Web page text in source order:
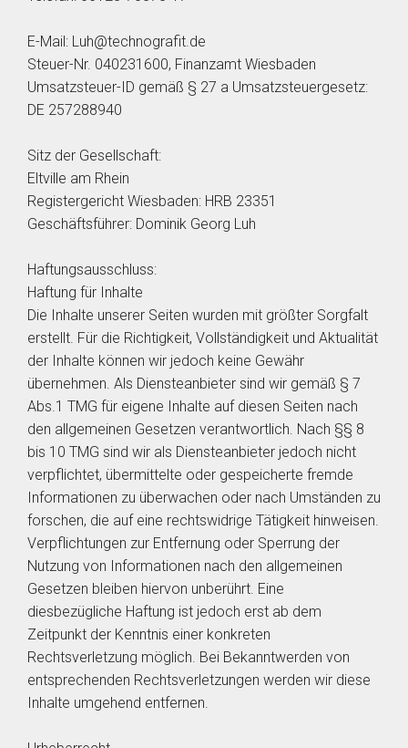
E-Mail: Luh@technografit.de
Steuer-Nr. 040231600, Finanzamt Wiesbaden
Umsatzsteuer-ID gemäß § 27 a Umsatzsteuergesetz:
DE 257288940
Sitz der Gesellschaft:
Eltville am Rhein
Registergericht Wiesbaden: HRB 23351
Geschäftsführer: Dominik Georg Luh
Haftungsausschluss:
Haftung für Inhalte
Die Inhalte unserer Seiten wurden mit größter Sorgfalt
erstellt. Für die Richtigkeit, Vollständigkeit und Aktualität
der Inhalte können wir jedoch keine Gewähr
übernehmen. Als Diensteanbieter sind wir gemäß § 7
Abs.1 TMG für eigene Inhalte auf diesen Seiten nach
den allgemeinen Gesetzen verantwortlich. Nach §§ 8
bis 10 TMG sind wir als Diensteanbieter jedoch nicht
verpflichtet, übermittelte oder gespeicherte fremde
Informationen zu überwachen oder nach Umständen zu
forschen, die auf eine rechtswidrige Tätigkeit hinweisen.
Verpflichtungen zur Entfernung oder Sperrung der
Nutzung von Informationen nach den allgemeinen
Gesetzen bleiben hiervon unberührt. Eine
diesbezügliche Haftung ist jedoch erst ab dem
Zeitpunkt der Kenntnis einer konkreten
Rechtsverletzung möglich. Bei Bekanntwerden von
entsprechenden Rechtsverletzungen werden wir diese
Inhalte umgehend entfernen.